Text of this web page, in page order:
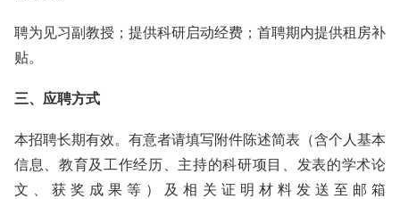
聘为见习副教授；提供科研启动经费；首聘期内提供租房补
贴。
三、应聘方式
本招聘长期有效。有意者请填写附件陈述简表（含个人基本
信息、教育及工作经历、主持的科研项目、发表的学术论
文、获奖成果等）及相关证明材料发送至邮箱